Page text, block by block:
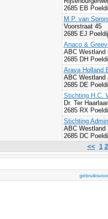
2685 EB
M.P. van
Voorstraat 45
2685 EJ
Anaco &
ABC
2685 DH
Arava Holland
ABC Westland
2685 DE
Stichting H.C.
Dr. Ter
2685 RX
Stichting
ABC Westland
2685 DC
<< 1 2